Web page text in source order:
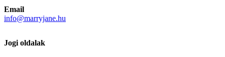
Email
info@marryjane.hu
Jogi oldalak